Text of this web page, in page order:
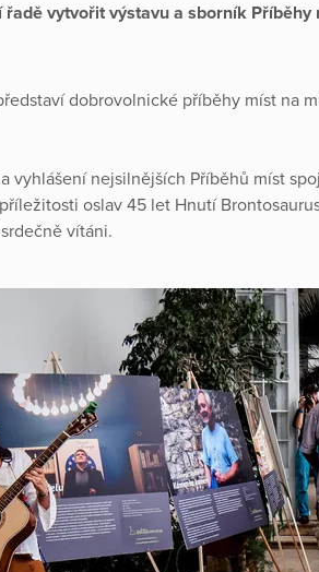
řadě vytvořit výstavu a sborník Příběhy
dobrovolnické příběhy míst na
vyhlášení nejsilnějších Příběhů míst
oslav 45 let Hnutí
vítáni.